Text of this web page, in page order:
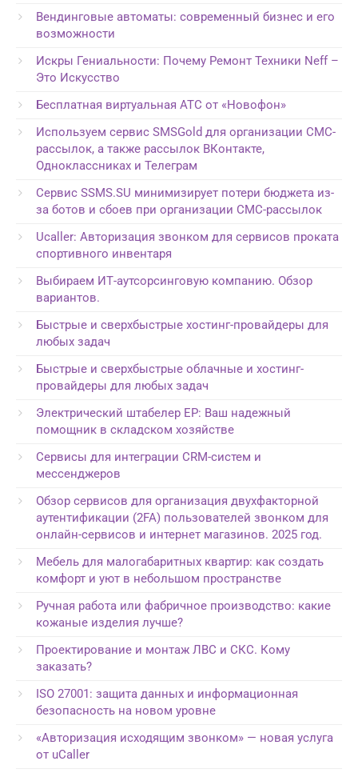
Вендинговые автоматы: современный бизнес и его
возможности
Искры Гениальности: Почему Ремонт Техники Neff –
Это Искусство
Бесплатная виртуальная АТС от «Новофон»
Используем сервис SMSGold для организации СМС-
рассылок, а также рассылок ВКонтакте,
Одноклассниках и Телеграм
Сервис SSMS.SU минимизирует потери бюджета из-
за ботов и сбоев при организации СМС-рассылок
Ucaller: Авторизация звонком для сервисов проката
спортивного инвентаря
Выбираем ИТ-аутсорсинговую компанию. Обзор
вариантов.
Быстрые и сверхбыстрые хостинг-провайдеры для
любых задач
Быстрые и сверхбыстрые облачные и хостинг-
провайдеры для любых задач
Электрический штабелер EP: Ваш надежный
помощник в складском хозяйстве
Сервисы для интеграции CRM-систем и
мессенджеров
Обзор сервисов для организация двухфакторной
аутентификации (2FA) пользователей звонком для
онлайн-сервисов и интернет магазинов. 2025 год.
Мебель для малогабаритных квартир: как создать
комфорт и уют в небольшом пространстве
Ручная работа или фабричное производство: какие
кожаные изделия лучше?
Проектирование и монтаж ЛВС и СКС. Кому
заказать?
ISO 27001: защита данных и информационная
безопасность на новом уровне
«Авторизация исходящим звонком» — новая услуга
от uCaller